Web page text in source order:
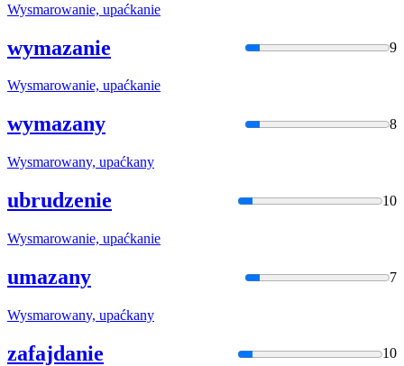
Wysmarowanie, upaćkanie
wymazanie 9
Wysmarowanie, upaćkanie
wymazany 8
Wysmarowany, upaćkany
ubrudzenie 10
Wysmarowanie, upaćkanie
umazany 7
Wysmarowany, upaćkany
zafajdanie 10